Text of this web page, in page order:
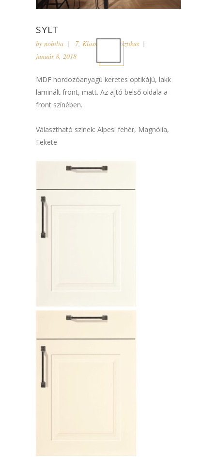
SYLT
by nobilia 7, Klasszikus
Rusztikus
január 8, 2018
MDF hordozóanyagú keretes optikájú, lakk
laminált front, matt. Az ajtó belső oldala a
front színében.
Választható színek: Alpesi fehér, Magnólia,
Fekete